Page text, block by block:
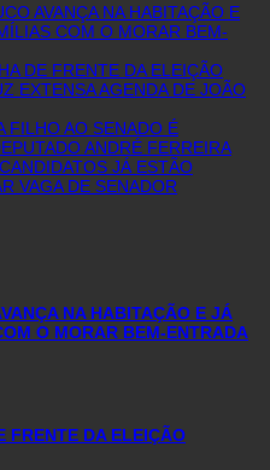
AVANÇA NA HABITAÇÃO E
COM O MORAR BEM-
DE FRENTE DA ELEIÇÃO
EXTENSA AGENDA DE JOÃO
FILHO AO SENADO É
ANDRÉ FERREIRA
JÁ ESTÃO
VAGA DE SENADOR
NA HABITAÇÃO E JÁ
O MORAR BEM-ENTRADA
FRENTE DA ELEIÇÃO